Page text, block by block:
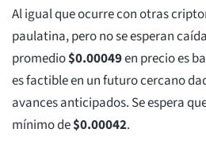
Al igual que ocurre con otras
paulatina, pero no se esperan
promedio$0.00049en precio es
es factible en un futuro cercano
avances anticipados. Se espera
mínimo de$0.00042.